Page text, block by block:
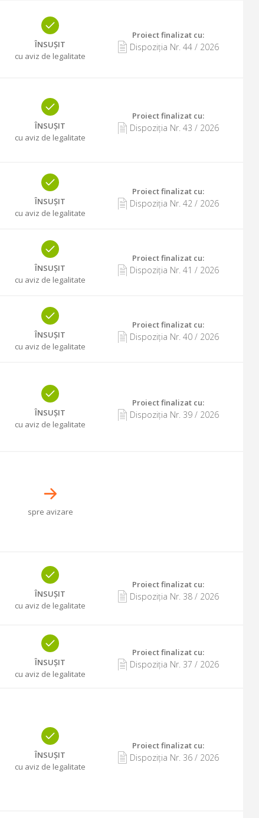
ÎNSUȘIT
cu aviz de legalitate
Proiect finalizat cu:
Dispoziția Nr. 44/ 2026
ÎNSUȘIT
cu aviz de legalitate
Proiect finalizat cu:
Dispoziția Nr. 43 / 2026
ÎNSUȘIT
cu aviz de legalitate
Proiect finalizat cu:
Dispoziția Nr. 42/ 2026
ÎNSUȘIT
cu aviz de legalitate
Proiect finalizat cu:
Dispoziția Nr. 41 / 2026
ÎNSUȘIT
cu aviz de legalitate
Proiect finalizat cu:
Dispoziția Nr. 40/ 2026
ÎNSUȘIT
cu aviz de legalitate
Proiect finalizat cu:
Dispoziția Nr. 39/ 2026
spre avizare
ÎNSUȘIT
cu aviz de legalitate
Proiect finalizat cu:
Dispoziția Nr. 38/ 2026
ÎNSUȘIT
cu aviz de legalitate
Proiect finalizat cu:
Dispoziția Nr. 37 / 2026
ÎNSUȘIT
cu aviz de legalitate
Proiect finalizat cu:
Dispoziția Nr. 36/ 2026